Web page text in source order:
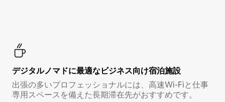
デジタルノマド⁠に最⁠適⁠なビ⁠ジ⁠ネ⁠ス⁠向⁠け宿⁠泊⁠施⁠設
出張の多いプロフェッショナルには、高速Wi-Fiと仕事
専用スペースを備えた長期滞在先がおすすめです。